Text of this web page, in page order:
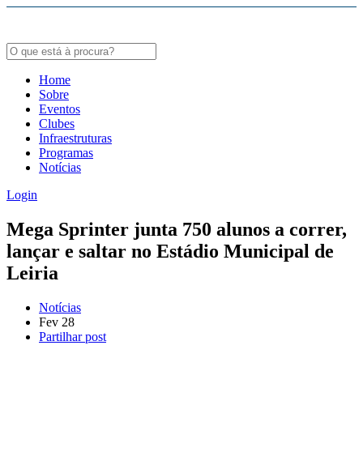
Home
Sobre
Eventos
Clubes
Infraestruturas
Programas
Notícias
Login
Mega Sprinter junta 750 alunos a correr,
lançar e saltar no Estádio Municipal de
Leiria
Notícias
Fev 28
Partilhar post
Growth Hormone Review -https://academic.oup.com/edrv/article/35/3/341/
Grote selectie van farmacologische producten -
Creatine supplementation meta-analysis -
Hypertrophy Adaptations Review -